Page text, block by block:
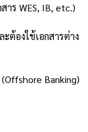
าร WES, IB, etc.)
ต้องใช้เอกสารต่าง
Banking)